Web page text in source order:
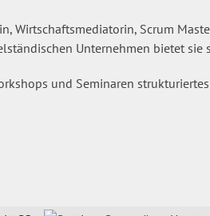
Wirtschaftsmediatorin, Scrum
Unternehmen bietet
und Seminaren